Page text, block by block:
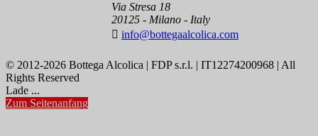
Via Stresa 18
20125 - Milano - Italy
 info@bottegaalcolica.com
© 2012-2026 Bottega Alcolica | FDP s.r.l. | IT12274200968 | All
Rights Reserved
Lade ...
Zum Seitenanfang